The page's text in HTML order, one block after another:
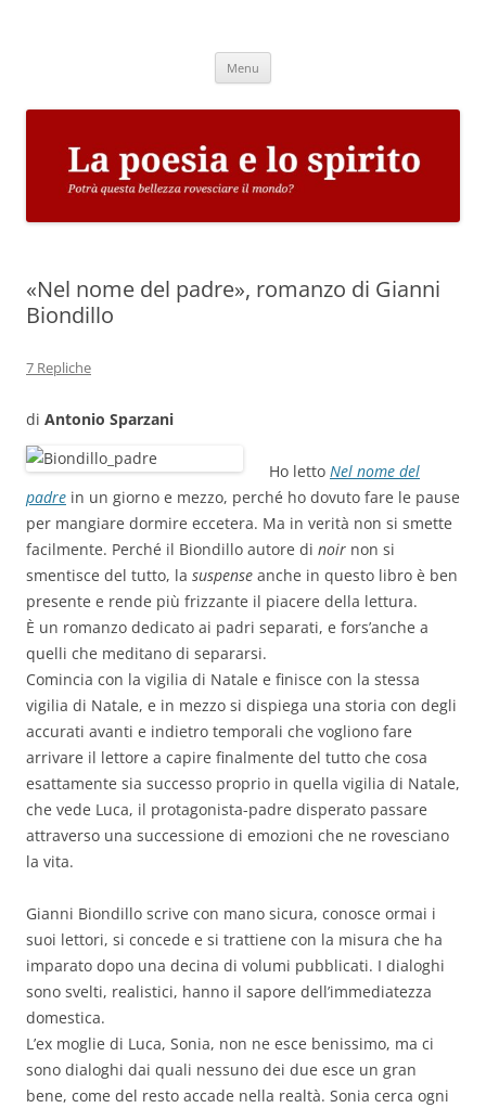
Menu
«Nel nome del padre», romanzo di Gianni
Biondillo
7 Repliche
di Antonio Sparzani
Ho letto Nel nome del
padre in un giorno e mezzo, perché ho dovuto fare le pause
per mangiare dormire eccetera. Ma in verità non si smette
facilmente. Perché il Biondillo autore di noir non si
smentisce del tutto, la suspense anche in questo libro è ben
presente e rende più frizzante il piacere della lettura.
È un romanzo dedicato ai padri separati, e fors’anche a
quelli che meditano di separarsi.
Comincia con la vigilia di Natale e finisce con la stessa
vigilia di Natale, e in mezzo si dispiega una storia con degli
accurati avanti e indietro temporali che vogliono fare
arrivare il lettore a capire finalmente del tutto che cosa
esattamente sia successo proprio in quella vigilia di Natale,
che vede Luca, il protagonista-padre disperato passare
attraverso una successione di emozioni che ne rovesciano
la vita.
Gianni Biondillo scrive con mano sicura, conosce ormai i
suoi lettori, si concede e si trattiene con la misura che ha
imparato dopo una decina di volumi pubblicati. I dialoghi
sono svelti, realistici, hanno il sapore dell’immediatezza
domestica.
L’ex moglie di Luca, Sonia, non ne esce benissimo, ma ci
sono dialoghi dai quali nessuno dei due esce un gran
bene, come del resto accade nella realtà. Sonia cerca ogni